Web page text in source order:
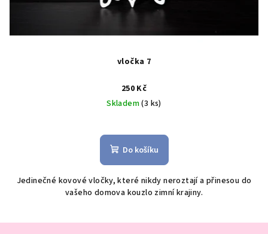
vločka 7
250 Kč
Skladem(3 ks)
Do košíku
Jedinečné kovové vločky, které nikdy neroztají a přinesou do
vašeho domova kouzlo zimní krajiny.